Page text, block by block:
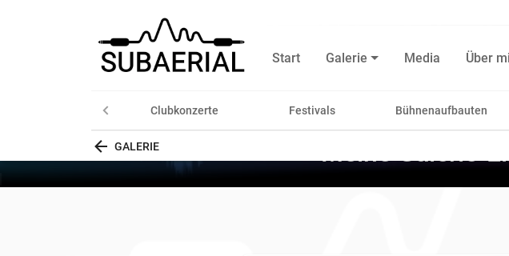
Start Galerie Media Über
Clubkonzerte Festivals Bühnenaufbauten
GALERIE Meine Galerie-